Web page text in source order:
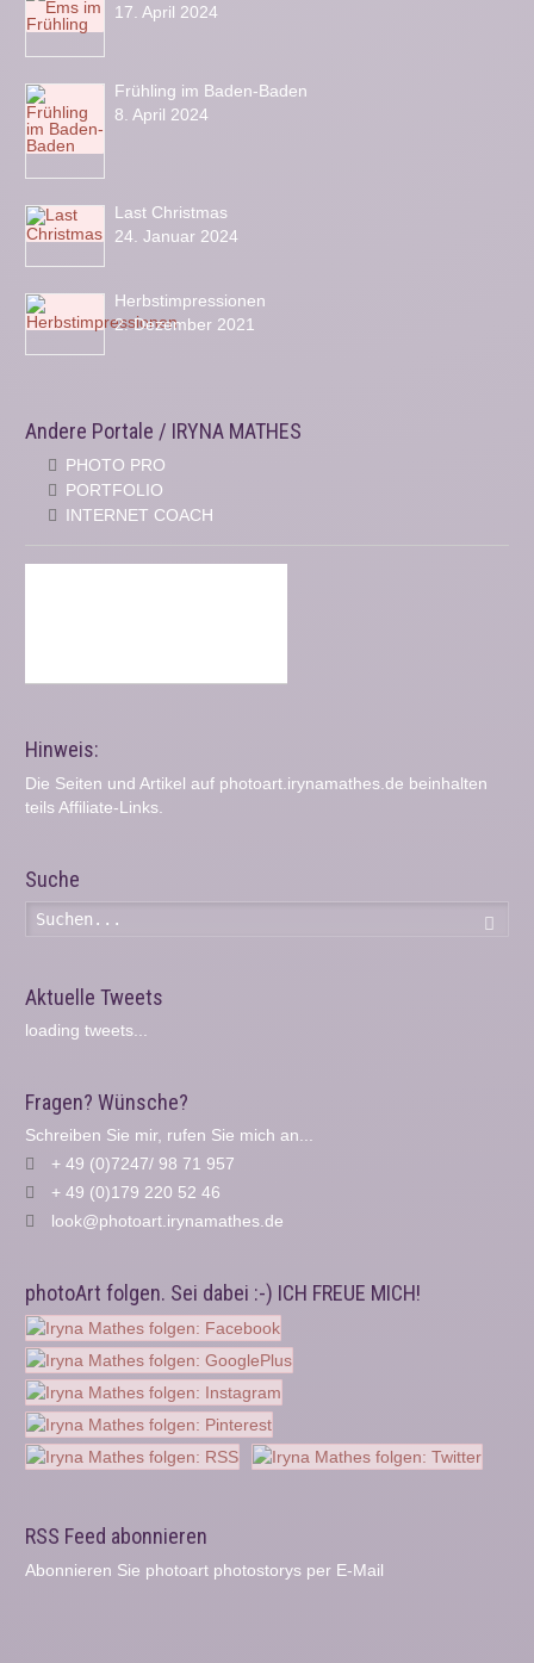
17. April 2024
Frühling im Baden-Baden
8. April 2024
Last Christmas
24. Januar 2024
Herbstimpressionen
2. Dezember 2021
Andere Portale / IRYNA MATHES
PHOTO PRO
PORTFOLIO
INTERNET COACH
Hinweis:
Die Seiten und Artikel auf photoart.irynamathes.de beinhalten
teils Affiliate-Links.
Suche
Aktuelle Tweets
loading tweets...
Fragen? Wünsche?
Schreiben Sie mir, rufen Sie mich an...
+ 49 (0)7247/ 98 71 957
+ 49 (0)179 220 52 46
look@photoart.irynamathes.de
photoArt folgen. Sei dabei :-) ICH FREUE MICH!
RSS Feed abonnieren
Abonnieren Sie photoart photostorys per E-Mail